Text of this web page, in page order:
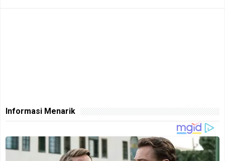
Informasi Menarik